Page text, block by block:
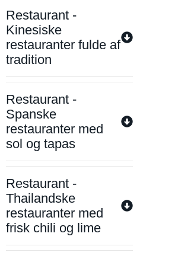
Restaurant -
Kinesiske
restauranter fulde af
tradition
Restaurant -
Spanske
restauranter med
sol og tapas
Restaurant -
Thailandske
restauranter med
frisk chili og lime